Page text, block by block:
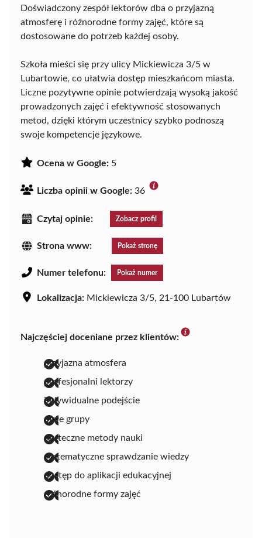
Doświadczony zespół lektorów dba o przyjazną
atmosferę i różnorodne formy zajęć, które są
dostosowane do potrzeb każdej osoby.
Szkoła mieści się przy ulicy Mickiewicza 3/5 w
Lubartowie, co ułatwia dostęp mieszkańcom miasta.
Liczne pozytywne opinie potwierdzają wysoką jakość
prowadzonych zajęć i efektywność stosowanych
metod, dzięki którym uczestnicy szybko podnoszą
swoje kompetencje językowe.
Ocena w Google: 5
Liczba opinii w Google: 36
Czytaj opinie: Zobacz profil
Strona www: Pokaż stronę
Numer telefonu: Pokaż numer
Lokalizacja: Mickiewicza 3/5, 21-100 Lubartów
Najczęściej doceniane przez klientów:
przyjazna atmosfera
profesjonalni lektorzy
indywidualne podejście
małe grupy
skuteczne metody nauki
systematyczne sprawdzanie wiedzy
dostęp do aplikacji edukacyjnej
różnorodne formy zajęć